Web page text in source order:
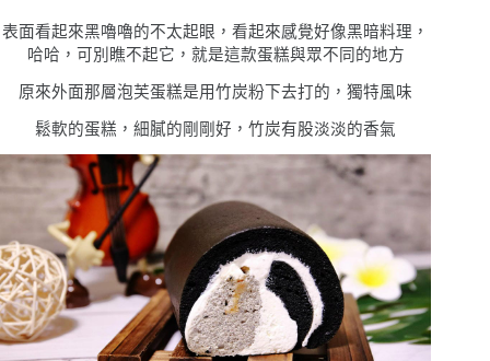
表面看起來黑嚕嚕的不太起眼，看起來感覺好像黑暗料理，
哈哈，可別瞧不起它，就是這款蛋糕與眾不同的地方
原來外面那層泡芙蛋糕是用竹炭粉下去打的，獨特風味
鬆軟的蛋糕，細膩的剛剛好，竹炭有股淡淡的香氣